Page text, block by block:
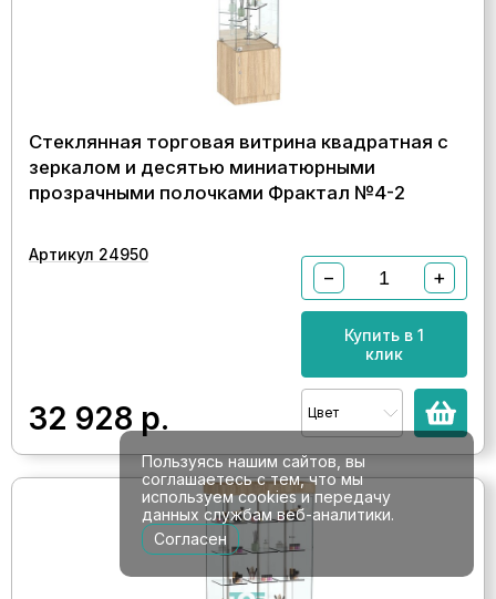
Стеклянная торговая витрина квадратная с
зеркалом и десятью миниатюрными
прозрачными полочками Фрактал №4-2
Артикул 24950
32 928 р.
− +
Купить в 1
клик
Цвет
Пользуясь нашим сайтов, вы
соглашаетесь с тем, что мы
используем cookies и передачу
данных службам веб-аналитики.
Согласен